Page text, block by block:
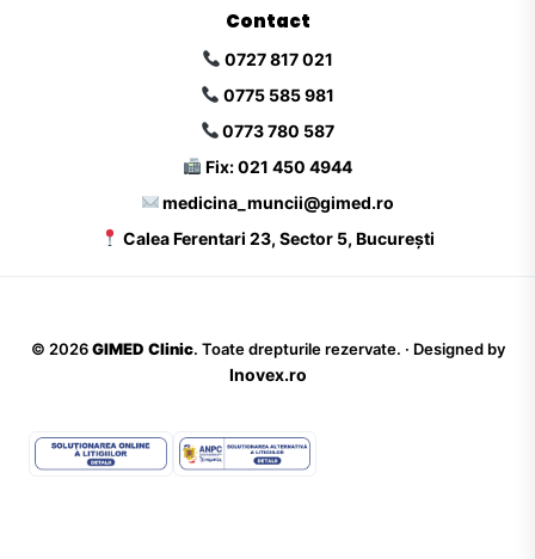
Contact
0727 817 021
0775 585 981
0773 780 587
Fix: 021 450 4944
medicina_muncii@gimed.ro
Calea Ferentari 23, Sector 5, București
© 2026 GIMED Clinic. Toate drepturile rezervate. · Designed by
Inovex.ro